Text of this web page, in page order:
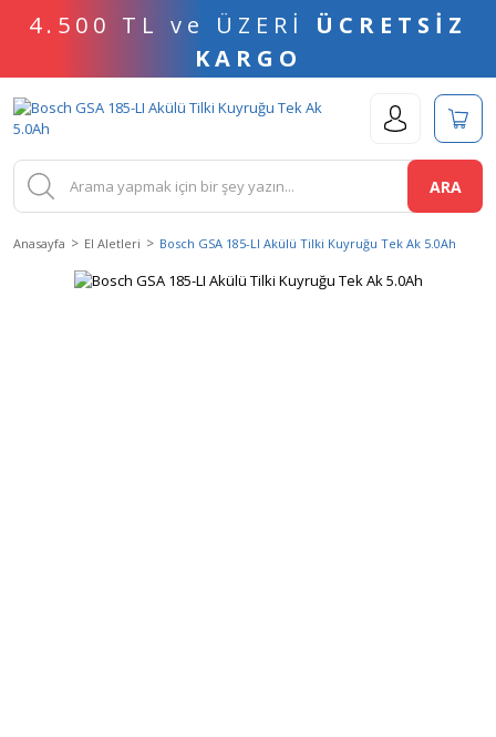
4.500 TL ve ÜZERİ ÜCRETSİZ
KARGO
ARA
Anasayfa El Aletleri Bosch GSA 185-LI Akülü Tilki Kuyruğu Tek Ak 5.0Ah